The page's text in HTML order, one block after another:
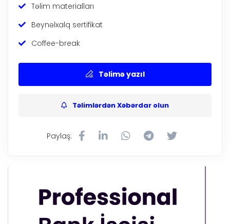
Təlim materialları
Beynəlxalq sertifikat
Coffee-break
Təlimə yazıl
Təlimlərdən Xəbərdar olun
Paylaş: